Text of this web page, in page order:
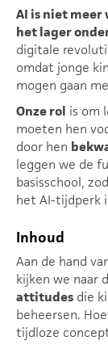
AI is niet
het lager
digitale
omdat jonge
mogen gaan
Onze rol is om
moeten hen
door hen
leggen we de
basisschool,
het AI-tijdperk
Inhoud
Aan de hand
kijken we naar
attitudes die
beheersen.
tijdloze